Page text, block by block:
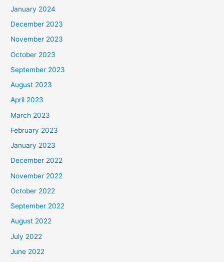
January 2024
December 2023
November 2023
October 2023
September 2023
August 2023
April 2023
March 2023
February 2023
January 2023
December 2022
November 2022
October 2022
September 2022
August 2022
July 2022
June 2022